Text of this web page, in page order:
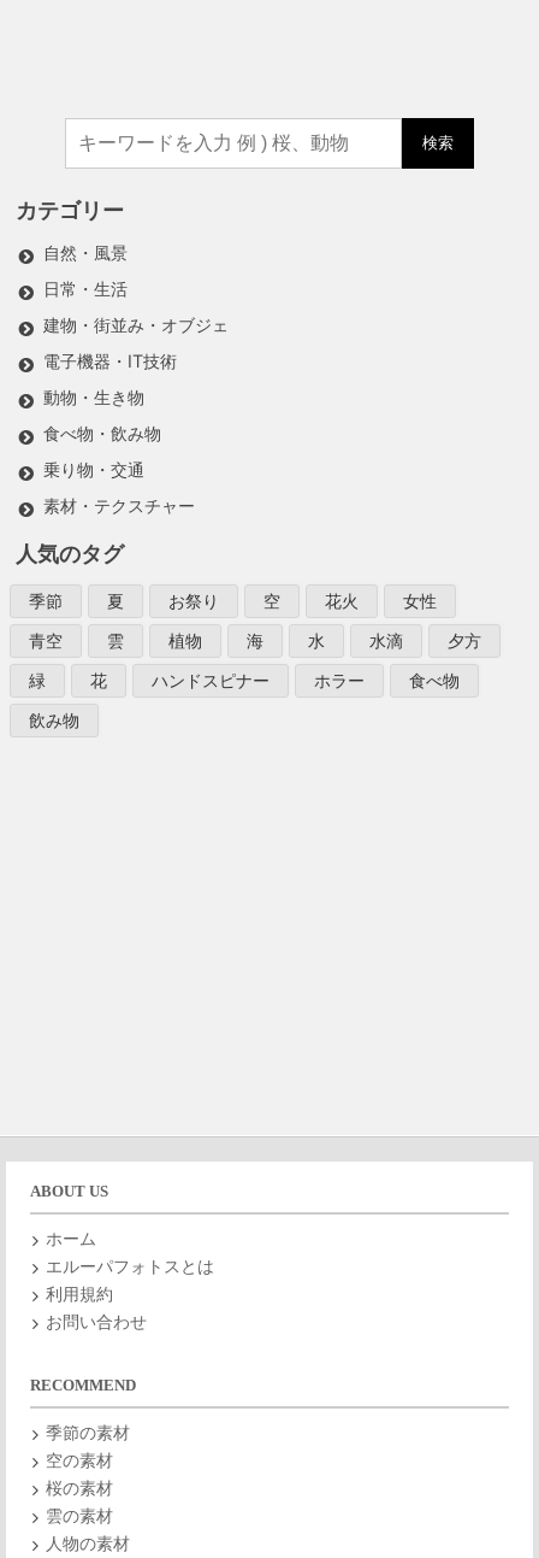
検索
カテゴリー
自然・風景
日常・生活
建物・街並み・オブジェ
電子機器・IT技術
動物・生き物
食べ物・飲み物
乗り物・交通
素材・テクスチャー
人気のタグ
季節 夏 お祭り 空 花火
女性
青空
雲 植物 海 水 水滴
夕方
緑
花 ハンドスピナー ホラー
食べ物
飲み物
ABOUT US
ホーム
エルーパフォトスとは
利用規約
お問い合わせ
RECOMMEND
季節の素材
空の素材
桜の素材
雲の素材
人物の素材